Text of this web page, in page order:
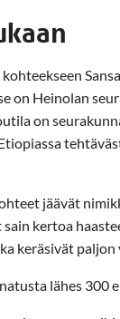
on Heinolan
on
jäävät
kertoa
keräsivät paljon
lähes 300